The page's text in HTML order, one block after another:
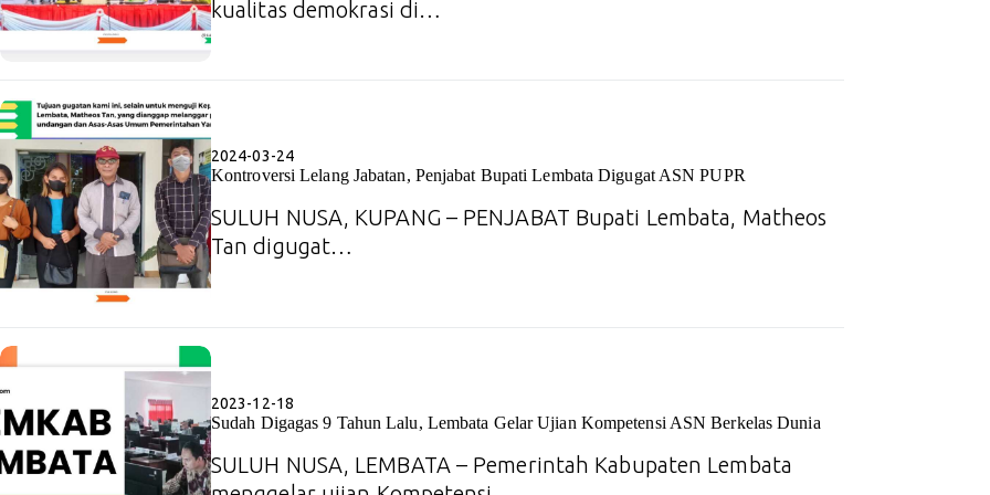
kualitas demokrasi di…
2024-03-24
Kontroversi Lelang Jabatan, Penjabat Bupati Lembata Digugat ASN PUPR
SULUH NUSA, KUPANG – PENJABAT Bupati Lembata, Matheos
Tan digugat…
2023-12-18
Sudah Digagas 9 Tahun Lalu, Lembata Gelar Ujian Kompetensi ASN Berkelas Dunia
SULUH NUSA, LEMBATA – Pemerintah Kabupaten Lembata